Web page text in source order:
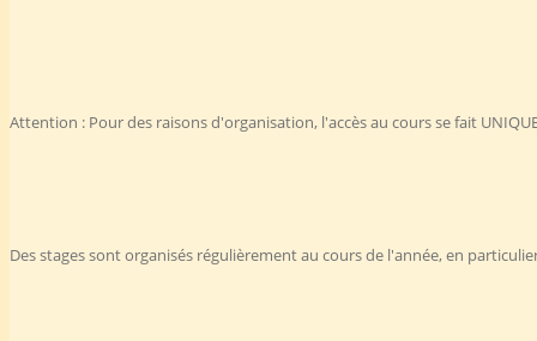
Attention : Pour des raisons d'organisation, l'accès au cours se fait
Des stages sont organisés régulièrement au cours de l'année, en